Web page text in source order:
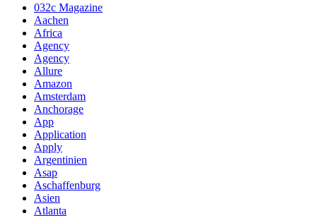
032c Magazine
Aachen
Africa
Agency
Agency
Allure
Amazon
Amsterdam
Anchorage
App
Application
Apply
Argentinien
Asap
Aschaffenburg
Asien
Atlanta